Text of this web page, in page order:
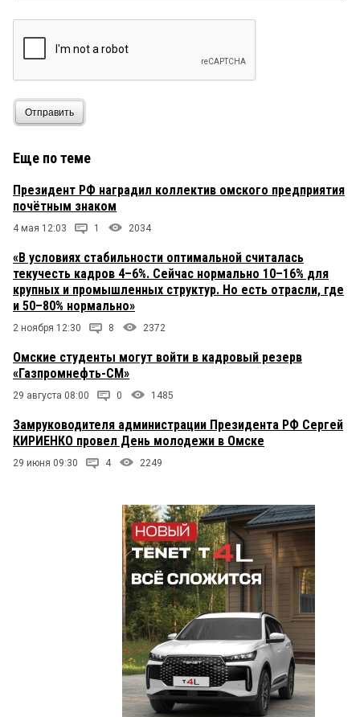
Отправить
Еще по теме
Президент РФ наградил коллектив омского предприятия
почётным знаком
4 мая 12:03 1 2034
«В условиях стабильности оптимальной считалась
текучесть кадров 4–6%. Сейчас нормально 10–16% для
крупных и промышленных структур. Но есть отрасли, где
и 50–80% нормально»
2 ноября 12:30 8 2372
Омские студенты могут войти в кадровый резерв
«Газпромнефть-СМ»
29 августа 08:00 0 1485
Замруководителя администрации Президента РФ Сергей
КИРИЕНКО провел День молодежи в Омске
29 июня 09:30 4 2249